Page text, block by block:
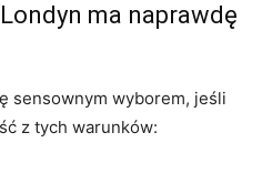
ma naprawdę
sensownym wyborem, jeśli
z tych warunków: